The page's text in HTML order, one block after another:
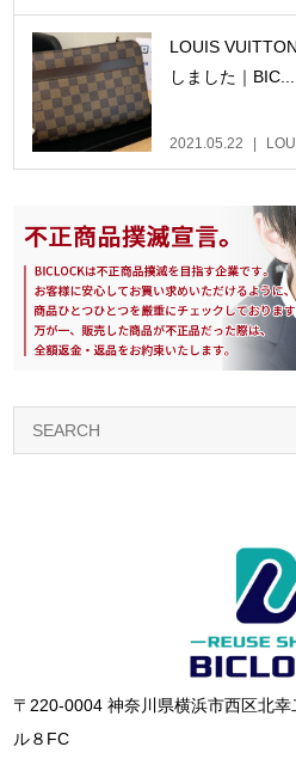
LOUIS
しました｜BIC...
2021.05.22
〒220-0004 神奈川県横浜市西区北
ル８FC